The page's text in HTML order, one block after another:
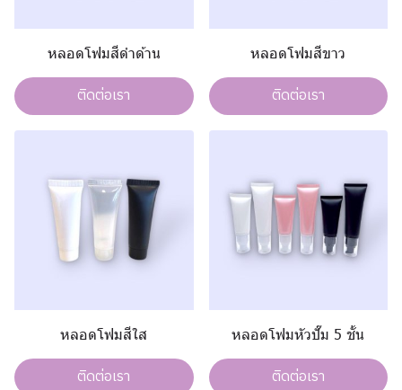
หลอดโฟมสีดำด้าน
ติดต่อเรา
หลอดโฟมสีขาว
ติดต่อเรา
หลอดโฟมสีใส
ติดต่อเรา
หลอดโฟมหัวปั๊ม 5 ชั้น
ติดต่อเรา